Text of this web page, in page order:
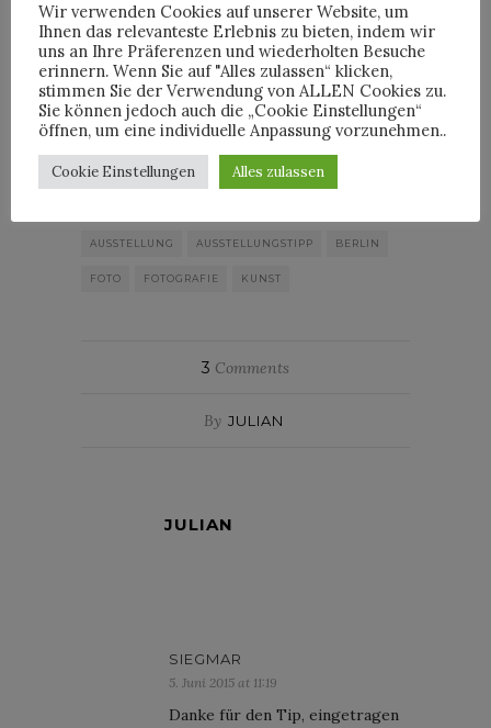
»Breaking the Boundaries«
Gruppenausstellung vom 27. Juni bis 5.
September 2015
CWC GALLERY · Auguststraße 11–13 · 10117
Berlin
Öffnungszeiten: Dienstag – Samstag · 11–19
Uhr
AUSSTELLUNG AUSSTELLUNGSTIPP BERLIN
FOTO FOTOGRAFIE KUNST
3 Comments
By JULIAN
JULIAN
SIEGMAR
5. Juni 2015 at 11:19
Danke für den Tip, eingetragen
Wir verwenden Cookies auf unserer Website, um
Ihnen das relevanteste Erlebnis zu bieten, indem wir
uns an Ihre Präferenzen und wiederholten Besuche
erinnern. Wenn Sie auf "Alles zulassen“ klicken,
stimmen Sie der Verwendung von ALLEN Cookies zu.
Sie können jedoch auch die „Cookie Einstellungen“
öffnen, um eine individuelle Anpassung vorzunehmen..
Cookie Einstellungen Alles zulassen